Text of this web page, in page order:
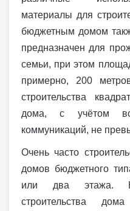
материалы для
бюджетным домом
предназначен для
семьи, при этом
примерно, 200
строительства
дома, с учётом
коммуникаций, не
Очень часто
домов бюджетного
или два этажа.
строительства